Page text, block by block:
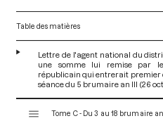
Table des matières
Lettre de l'agent national du
une somme lui remise par
républicain qui entrerait premier
séance du 5 brumaire an III (26